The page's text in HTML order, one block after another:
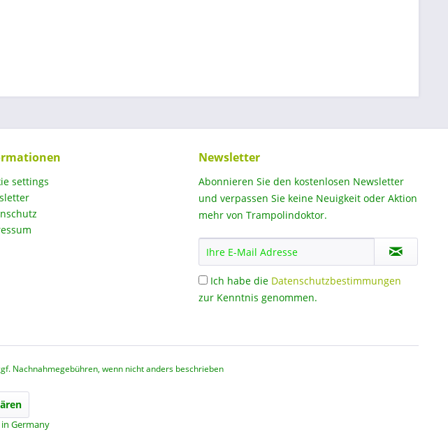
settings
Newsletter
Abonnieren Sie den kostenlosen Newsletter
und verpassen Sie keine Neuigkeit oder Aktion
mehr von Trampolindoktor.
Ich habe die Datenschutzbestimmungen
zur Kenntnis genommen.
Nachnahmegebühren, wenn nicht anders beschrieben
Germany